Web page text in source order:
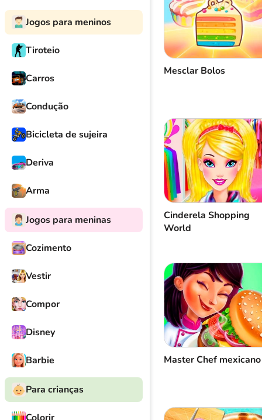
Jogos para meninos
Tiroteio
Carros
Condução
Bicicleta de sujeira
Deriva
Arma
Jogos para meninas
Cozimento
Vestir
Compor
Disney
Barbie
Para crianças
Mesclar Bolos
Cinderela Shopping
World
Master Chef mexicano